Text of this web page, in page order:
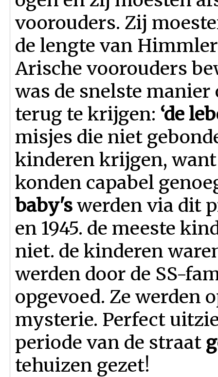
voorouders. Zij
de lengte van
Arische voorouders
was de snelste
terug te krijgen: ‘de
misjes die niet
kinderen krijgen,
konden capabel
baby'swerden via dit
en 1945. de meeste
niet. de kinderen
werden door de SS-
opgevoed. Ze werden
mysterie. Perfect
periode van de straat
tehuizen gezet!